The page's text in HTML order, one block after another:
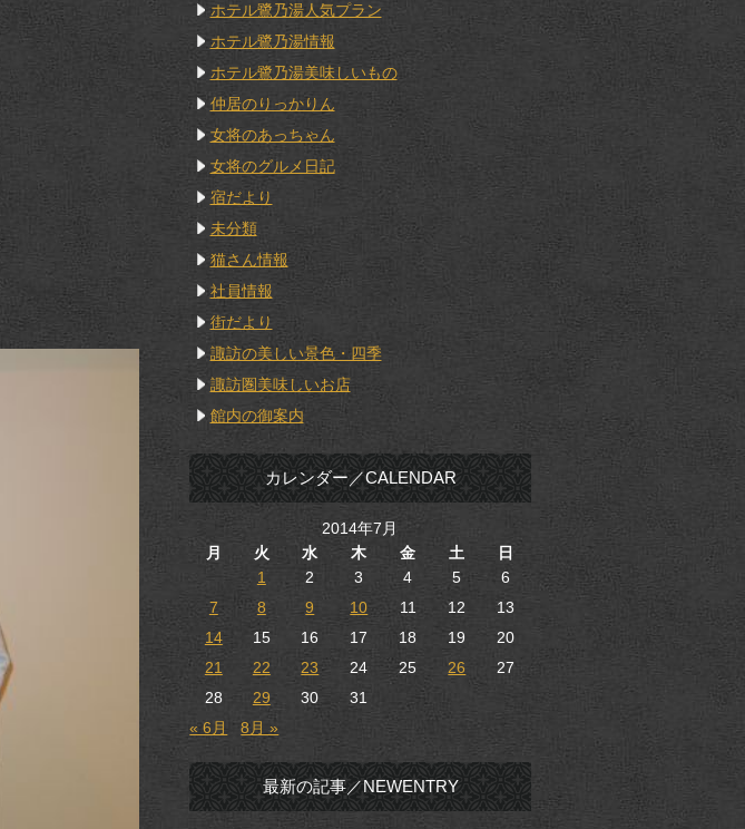
ホテル鷺乃湯人気プラン
ホテル鷺乃湯情報
ホテル鷺乃湯美味しいもの
仲居のりっかりん
女将のあっちゃん
女将のグルメ日記
宿だより
未分類
猫さん情報
社員情報
街だより
諏訪の美しい景色・四季
諏訪圏美味しいお店
館内の御案内
カレンダー／CALENDAR
2014年7月
月
火 水 木 金 土
日
1
2 3 4 5
6
7
8 9 10 11 12
13
14
15 16 17 18 19
20
21
22 23 24 25 26
27
28
29 30
31
« 6月
8月 »
最新の記事／NEWENTRY